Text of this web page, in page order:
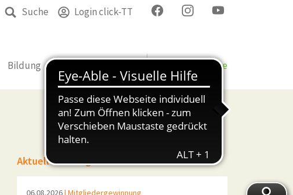
Suche Login click-TT
Bildung Bezirke & Kreise
Aktuelle Beiträge
06.08.2026| Mitgliedergewinnung